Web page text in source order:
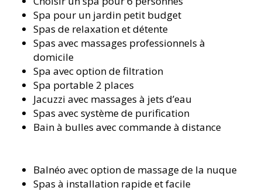
Spa pour un jardin petit budget
Spas de relaxation et détente
Spas avec massages professionnels à
domicile
Spa avec option de filtration
Spa portable 2 places
Jacuzzi avec massages à jets d’eau
Spas avec système de purification
Bain à bulles avec commande à distance
Balnéo avec option de massage de la nuque
Spas à installation rapide et facile